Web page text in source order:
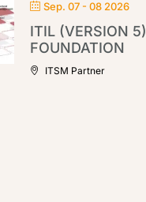
Sep. 07 - 08 2026
ITIL (VERSION 5)
FOUNDATION
ITSM Partner